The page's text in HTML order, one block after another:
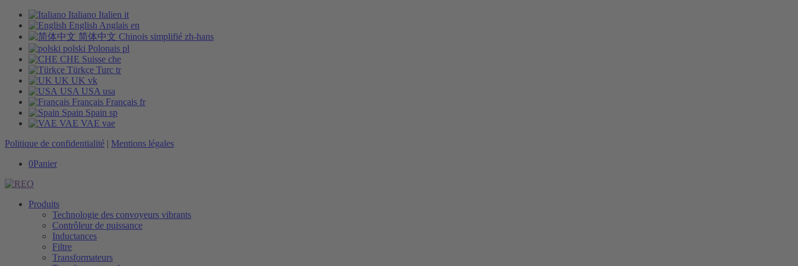
Italiano Italien it
English Anglais en
简体中文 Chinois simplifié zh-hans
polski Polonais pl
CHE Suisse che
Türkçe Turc tr
UK UK vk
USA USA usa
Français Français fr
Spain Spain sp
VAE VAE vae
Politique de confidentialité | Mentions légales
0Panier
Produits
Technologie des convoyeurs vibrants
Contrôleur de puissance
Inductances
Filtre
Transformateurs